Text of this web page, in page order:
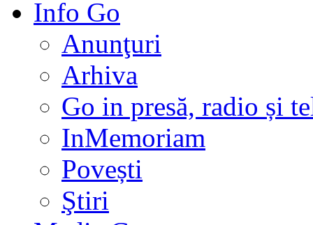
Info Go
Anunţuri
Arhiva
Go in presă, radio și
InMemoriam
Povești
Ştiri